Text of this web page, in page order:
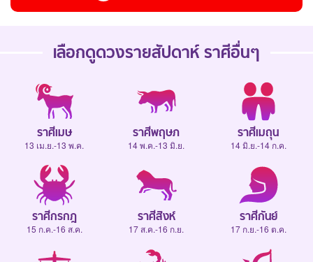
เลือกดูดวงรายสัปดาห์ ราศีอื่นๆ
ราศีเมษ
13 เม.ย.-13 พ.ค.
ราศีพฤษภ
14 พ.ค.-13 มิ.ย.
ราศีเมถุน
14 มิ.ย.-14 ก.ค.
ราศีกรกฎ
15 ก.ค.-16 ส.ค.
ราศีสิงห์
17 ส.ค.-16 ก.ย.
ราศีกันย์
17 ก.ย.-16 ต.ค.